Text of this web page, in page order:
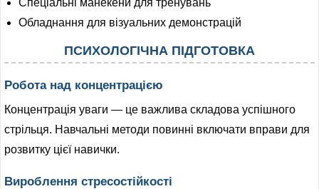
Обладнання для візуальних демонстрацій
ПСИХОЛОГІЧНА ПІДГОТОВКА
Робота над концентрацією
Концентрація уваги — це важлива складова успішного
стрільця. Навчальні методи повинні включати вправи для
розвитку цієї навички.
Вироблення стресостійкості